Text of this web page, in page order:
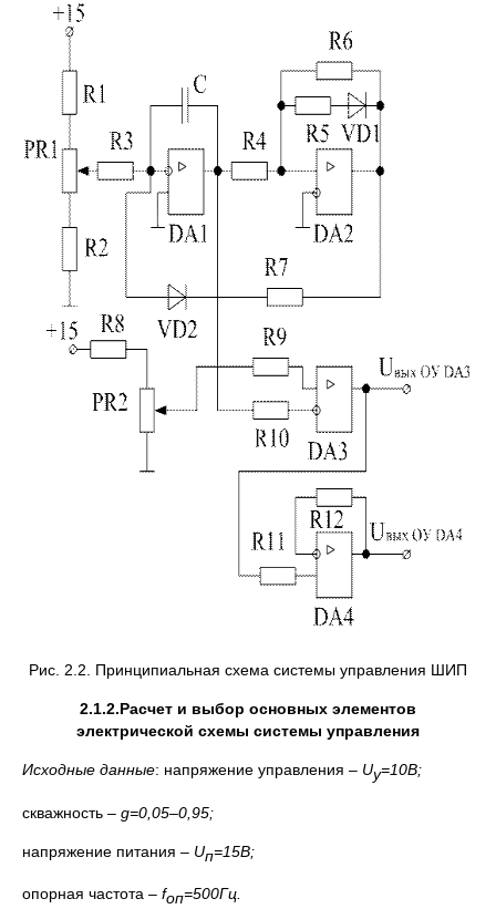
Рис. 2.2. Принципиальная схема системы управления ШИП
2.1.2.Расчет и выбор основных элементов
электрической схемы системы управления
Исходные данные: напряжение управления – Uу=10В;
скважность – g=0,05–0,95;
напряжение питания – Uп=15В;
опорная частота – fоп=500Гц.